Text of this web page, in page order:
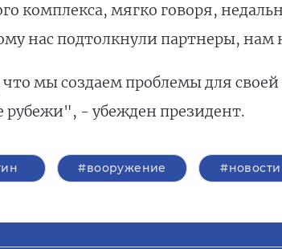
комплекса, мягко говоря,
нас подтолкнули партнеры, нам
мы создаем проблемы для
- убежден президент.
#вооружение #новости